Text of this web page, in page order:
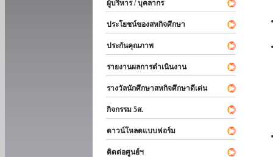
ผู้บริหาร / บุคลากร
ประโยชน์ของสหกิจศึกษา
ประกันคุณภาพ
รายงานผลการดำเนินงาน
รางวัลนักศึกษาสหกิจศึกษาดีเด่น
กิจกรรม 5ส.
ดาวน์โหลดแบบฟอร์ม
ติดต่อศูนย์ฯ